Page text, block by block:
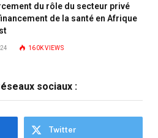
du rôle du secteur privé
de la santé en Afrique
160KVIEWS
sociaux :
Twitter